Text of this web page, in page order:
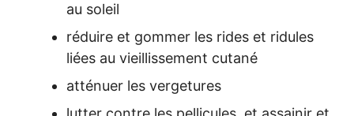
au soleil
réduire et gommer les rides et ridules
liées au vieillissement cutané
atténuer les vergetures